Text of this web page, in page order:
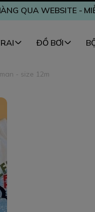
QUA WEBSITE -
ĐỒ BƠI
- size 12m